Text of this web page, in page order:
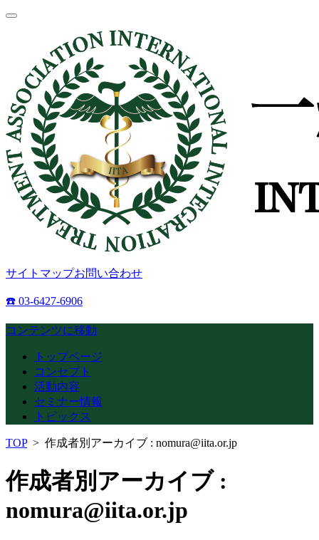
サイトマップお問い合わせ
☎️ 03-6427-6906
コンテンツに移動
トップページ
コンセプト
活動内容
セミナー情報
トピックス
TOP> 作成者別アーカイブ : nomura@iita.or.jp
作成者別アーカイブ :
nomura@iita.or.jp